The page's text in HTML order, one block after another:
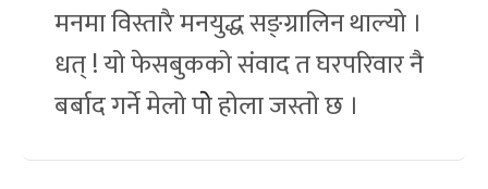
मनमा विस्तारै मनयुद्ध सङ्ग्रालिन थाल्यो ।
धत् ! यो फेसबुकको संवाद त घरपरिवार नै
बर्बाद गर्ने मेलो पोे होला जस्तो छ ।